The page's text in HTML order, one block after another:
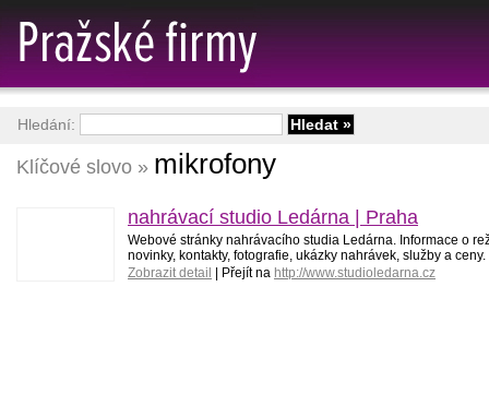
Klíčové slovo » mikrofony
nahrávací studio Ledárna | Praha
Webové stránky nahrávacího studia Ledárna. Informace o
novinky, kontakty, fotografie, ukázky nahrávek, služby a ceny.
Zobrazit detail
| Přejít na http://www.studioledarna.cz
Hledání: